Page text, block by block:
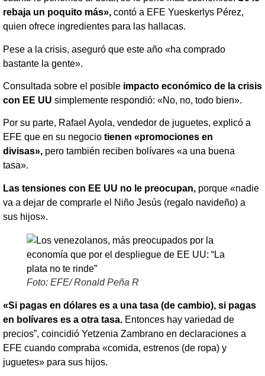
rebaja un poquito más», contó a EFE Yueskerlys Pérez,
quien ofrece ingredientes para las hallacas.
Pese a la crisis, aseguró que este año «ha comprado
bastante la gente».
Consultada sobre el posible impacto económico de la crisis
con EE UU simplemente respondió: «No, no, todo bien».
Por su parte, Rafael Ayola, vendedor de juguetes, explicó a
EFE que en su negocio tienen «promociones en
divisas», pero también reciben bolívares «a una buena
tasa».
Las tensiones con EE UU no le preocupan, porque «nadie
va a dejar de comprarle el Niño Jesús (regalo navideño) a
sus hijos».
Foto: EFE/ Ronald Peña R
«Si pagas en dólares es a una tasa (de cambio), si pagas
en bolívares es a otra tasa. Entonces hay variedad de
precios”, coincidió Yetzenia Zambrano en declaraciones a
EFE cuando compraba «comida, estrenos (de ropa) y
juguetes» para sus hijos.